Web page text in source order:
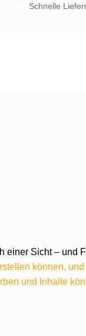
Schnelle
einer Sicht – und
können,
und Inhalte